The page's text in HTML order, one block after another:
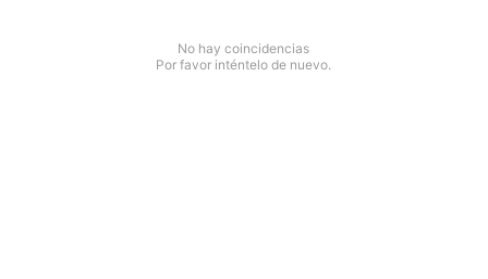
No hay coincidencias
Por favor inténtelo de nuevo.